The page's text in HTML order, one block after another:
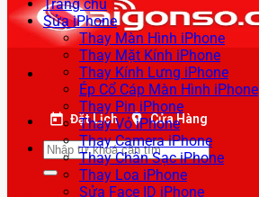
Đặt Lịch Cửa Hàng
Tìm
kiếm:
Trang chủ
Sửa iPhone
Thay Màn Hình iPhone
Thay Mặt Kính iPhone
Thay Kính Lưng iPhone
Ép Cổ Cáp Màn Hình iPhone
Thay Pin iPhone
Thay Vỏ iPhone
Thay Camera iPhone
Thay Chân Sạc iPhone
Thay Loa iPhone
Sửa Face ID iPhone